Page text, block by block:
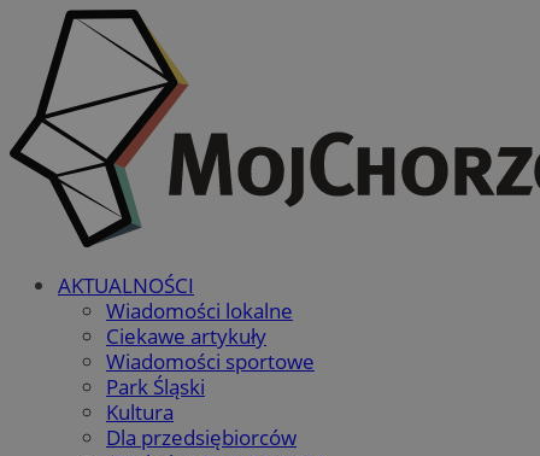
AKTUALNOŚCI
Wiadomości lokalne
Ciekawe artykuły
Wiadomości sportowe
Park Śląski
Kultura
Dla przedsiębiorców